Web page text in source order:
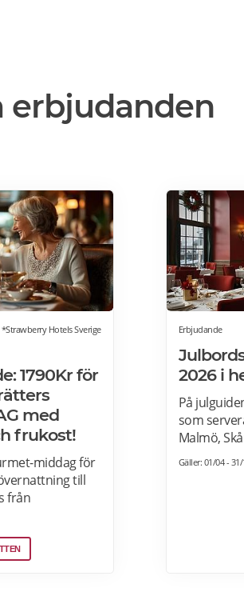
erbjudanden
*Strawberry Hotels Sverige
1790Kr för
med
frukost!
middag för
till
från
Hotel,
Hotel i
och Finland.
Erbjudande
2026 i
På
som
Malmö,
andra
julshow
Gäller: 01/04 -